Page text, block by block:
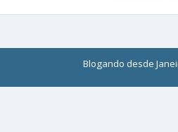
Blogando desde